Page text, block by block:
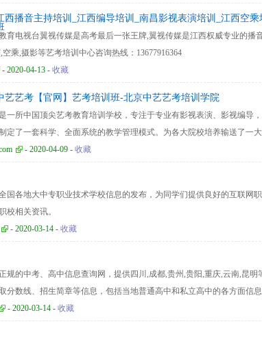
西播音主持培训_江西编导培训_南昌影视表演培训_江西空乘
育电视台翼视传媒是高考最后一张王牌,翼视传媒是江西权威专业的播
乘,摄影等艺考培训中心咨询热线：13677916364
- 2020-04-13 - 收藏
艺艺考【官网】艺考培训班-北京中艺艺考培训学院
一所中国顶尖艺考教育培训学校，专注于专业有影视表演、影视编导
定了一套科学、全面系统的教学管理模式。为各大院校培养输送了一
- 2020-04-09 - 收藏
国各地大中专职业技术学校信息的发布，为同学们提供良好的互联网
校相关资讯。
- 2020-03-14 - 收藏
规的中考、高中信息查询网，提供四川,成都,贵州,贵阳,重庆,云南,昆明
分数线、招生简章等信息，包括当地普通高中和私立高中的各方面信
信息查询平台。
- 2020-03-14 - 收藏